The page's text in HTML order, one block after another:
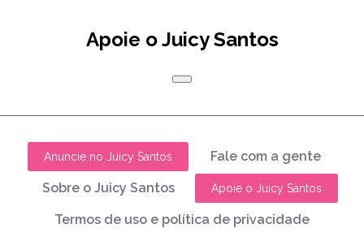
Apoie o Juicy Santos
Anuncie no Juicy Santos Fale com a gente
Sobre o Juicy Santos Apoie o Juicy Santos
Termos de uso e política de privacidade